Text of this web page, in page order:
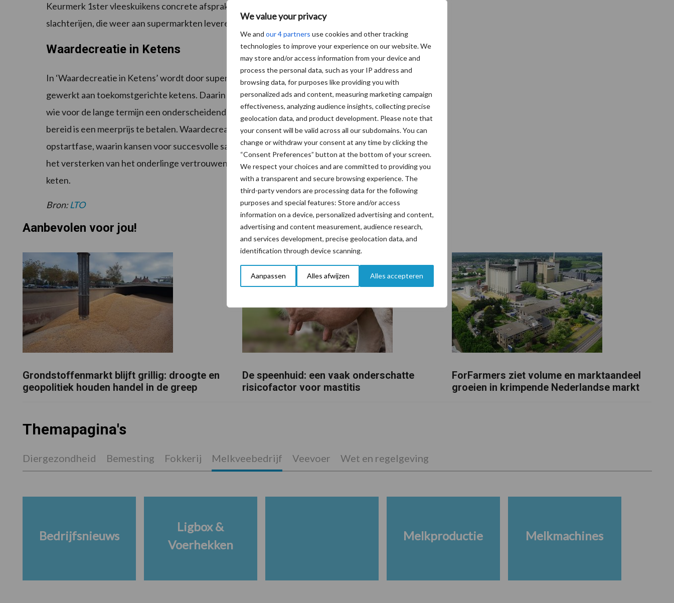
We value your privacy
We and our 4 partners use cookies and other tracking
technologies to improve your experience on our website. We
may store and/or access information from your device and
process the personal data, such as your IP address and
browsing data, for purposes like providing you with
personalized ads and content, measuring marketing campaign
effectiveness, analyzing audience insights, collecting precise
geolocation data, and product development. Please note that
your consent will be valid across all our subdomains. You can
change or withdraw your consent at any time by clicking the
“Consent Preferences” button at the bottom of your screen.
We respect your choices and are committed to providing you
with a transparent and secure browsing experience. The
third-party vendors are processing data for the following
purposes and special features: Store and/or access
information on a device, personalized advertising and content,
advertising and content measurement, audience research,
and services development, precise geolocation data, and
identification through device scanning.
Aanpassen Alles afwijzen Alles accepteren
Keurmerk 1ster vleeskuikens concrete afspraken gemaakt tussen vleeskuikenhouders en
slachterijen, die weer aan supermarkten leveren.
Waardecreatie in Ketens
In ‘Waardecreatie in Ketens’ wordt door supermarkten, verwerkers, boeren en ook tuinders
gewerkt aan toekomstgerichte ketens. Daarin zijn boer maar ook tuinder een zakelijke partner met
wie voor de lange termijn een onderscheidend product ontwikkeld wordt – waarvoor de consument
bereid is een meerprijs te betalen. Waardecreatie in Ketens bevindt zich tot einde van het jaar in een
opstartfase, waarin kansen voor succesvolle samenwerking zijn verkend. Daarbij ligt de nadruk op
het versterken van het onderlinge vertrouwen én het realiseren van waarde voor alle partijen in de
keten.
Bron:LTO
Aanbevolen voor jou!
Grondstoffenmarkt blijft grillig: droogte en
geopolitiek houden handel in de greep
De speenhuid: een vaak onderschatte
risicofactor voor mastitis
ForFarmers ziet volume en marktaandeel
groeien in krimpende Nederlandse markt
Themapagina's
Diergezondheid Bemesting Fokkerij Melkveebedrijf Veevoer Wet en regelgeving
Bedrijfsnieuws
Ligbox &
Voerhekken
Melkproductie Melkmachines